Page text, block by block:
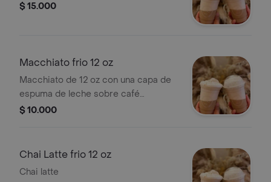
$ 15.000
Macchiato frio 12 oz
Macchiato de 12 oz con una capa de
espuma de leche sobre café
espresso.
$ 10.000
Chai Latte frio 12 oz
Chai latte